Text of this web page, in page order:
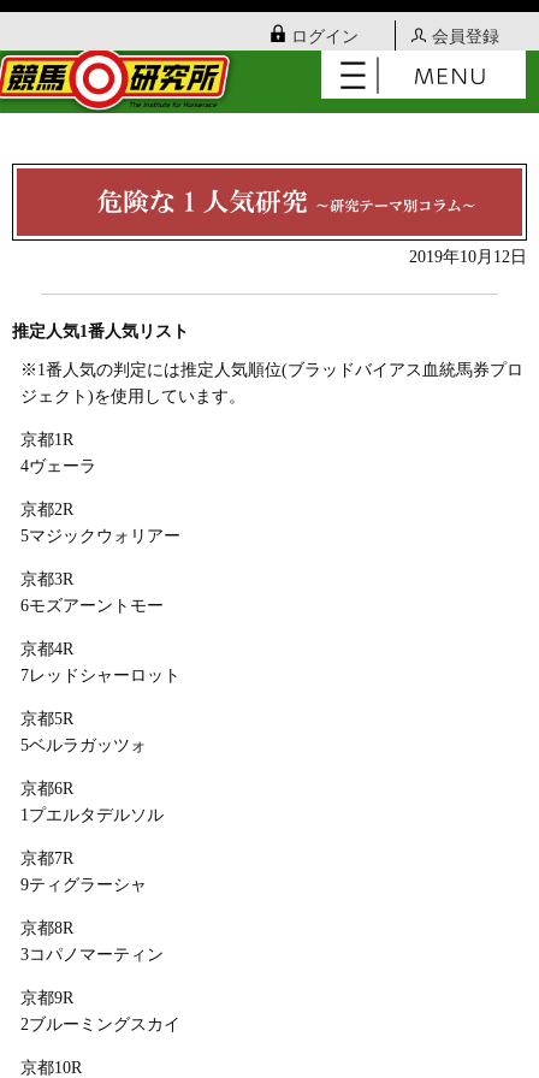
ログイン 会員登録
2019年10月12日
推定人気1番人気リスト
※1番人気の判定には推定人気順位(ブラッドバイアス血統馬券プロ
ジェクト)を使用しています。
京都1R
4ヴェーラ
京都2R
5マジックウォリアー
京都3R
6モズアーントモー
京都4R
7レッドシャーロット
京都5R
5ベルラガッツォ
京都6R
1プエルタデルソル
京都7R
9ティグラーシャ
京都8R
3コパノマーティン
京都9R
2ブルーミングスカイ
京都10R